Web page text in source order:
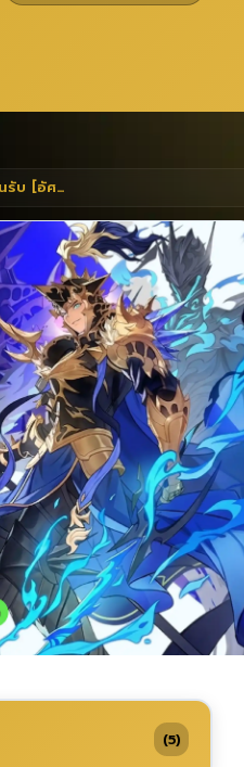
Seven Knights Re:BIRTH ต้อนรับ [อัศวินแห่งการทำลายล้าง] เดลโลนส์ เวอร์ชันปลุกพลังในอัปเดตล่าสุด
(5)